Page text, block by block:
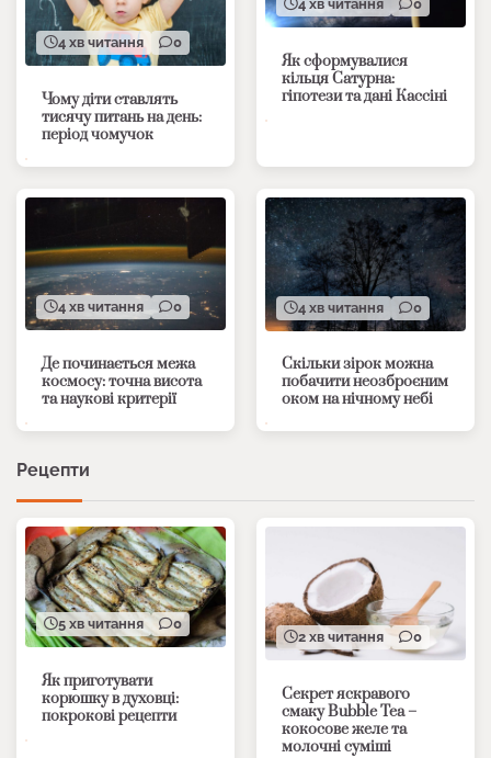
4 хв читання 0
Чому діти ставлять
тисячу питань на день:
період чомучок
4 хв читання 0
Як сформувалися
кільця Сатурна:
гіпотези та дані Кассіні
4 хв читання 0
Де починається межа
космосу: точна висота
та наукові критерії
4 хв читання 0
Скільки зірок можна
побачити неозброєним
оком на нічному небі
Рецепти
5 хв читання 0
Як приготувати
корюшку в духовці:
покрокові рецепти
2 хв читання 0
Секрет яскравого
смаку Bubble Tea –
кокосове желе та
молочні суміші